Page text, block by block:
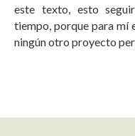
este texto, esto
tiempo, porque para mí
ningún otro proyecto